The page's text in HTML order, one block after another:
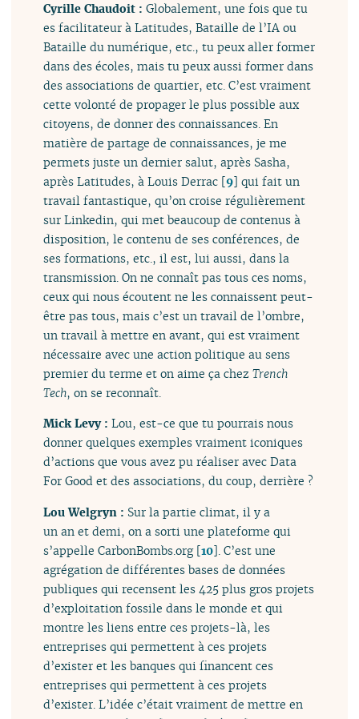
Cyrille Chaudoit :Globalement, une fois que tu
es facilitateur à Latitudes, Bataille de l’IA ou
Bataille du numérique, etc., tu peux aller former
dans des écoles, mais tu peux aussi former dans
des associations de quartier, etc. C’est vraiment
cette volonté de propager le plus possible aux
citoyens, de donner des connaissances. En
matière de partage de connaissances, je me
permets juste un dernier salut, après Sasha,
après Latitudes, à Louis Derrac [9] qui fait un
travail fantastique, qu’on croise régulièrement
sur Linkedin, qui met beaucoup de contenus à
disposition, le contenu de ses conférences, de
ses formations, etc., il est, lui aussi, dans la
transmission. On ne connaît pas tous ces noms,
ceux qui nous écoutent ne les connaissent peut-
être pas tous, mais c’est un travail de l’ombre,
un travail à mettre en avant, qui est vraiment
nécessaire avec une action politique au sens
premier du terme et on aime ça chezTrench
Tech, on se reconnaît.
Mick Levy :Lou, est-ce que tu pourrais nous
donner quelques exemples vraiment iconiques
d’actions que vous avez pu réaliser avec Data
For Good et des associations, du coup, derrière ?
Lou Welgryn : Sur la partie climat, il y a
un an et demi, on a sorti une plateforme qui
s’appelle CarbonBombs.org[10]. C’est une
agrégation de différentes bases de données
publiques qui recensent les 425 plus gros projets
d’exploitation fossile dans le monde et qui
montre les liens entre ces projets-là, les
entreprises qui permettent à ces projets
d’exister et les banques qui financent ces
entreprises qui permettent à ces projets
d’exister. L’idée c’était vraiment de mettre en